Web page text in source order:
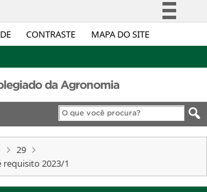
CONTRASTE MAPA DO SITE
Simplifique!
Legislação
Canais
da Agronomia
29
requisito 2023/1